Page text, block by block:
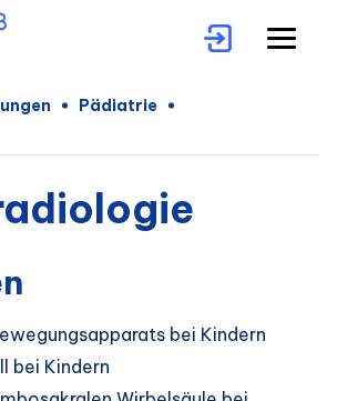
Pädiatrie
bei Kindern
bei Kindern